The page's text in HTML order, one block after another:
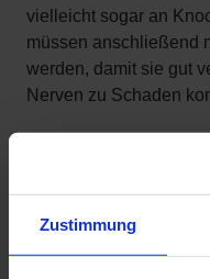
Zustimmung
vielleicht sogar an
müssen anschließend
werden, damit sie gut
Nerven zu Schaden
Ein Zahnarzt, der sich
Zahnheilkunde
Grenzen – mit
3.